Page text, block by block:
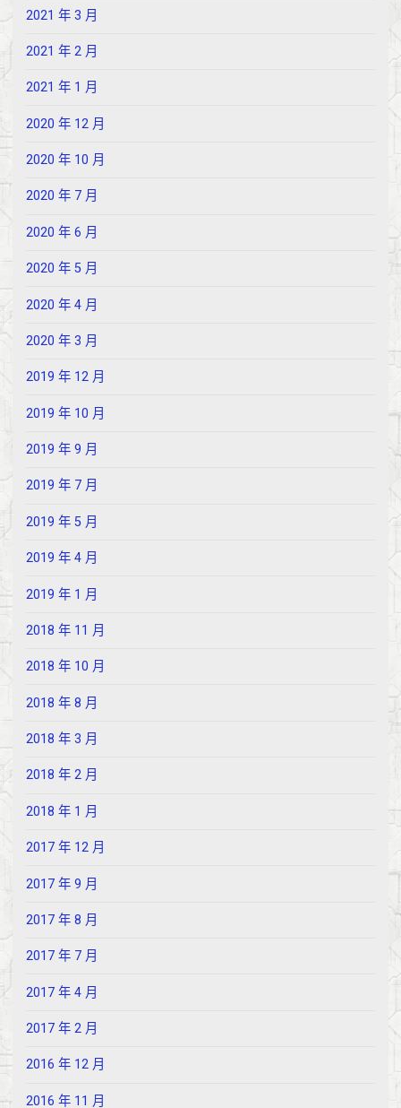
2021 年 3 月
2021 年 2 月
2021 年 1 月
2020 年 12 月
2020 年 10 月
2020 年 7 月
2020 年 6 月
2020 年 5 月
2020 年 4 月
2020 年 3 月
2019 年 12 月
2019 年 10 月
2019 年 9 月
2019 年 7 月
2019 年 5 月
2019 年 4 月
2019 年 1 月
2018 年 11 月
2018 年 10 月
2018 年 8 月
2018 年 3 月
2018 年 2 月
2018 年 1 月
2017 年 12 月
2017 年 9 月
2017 年 8 月
2017 年 7 月
2017 年 4 月
2017 年 2 月
2016 年 12 月
2016 年 11 月